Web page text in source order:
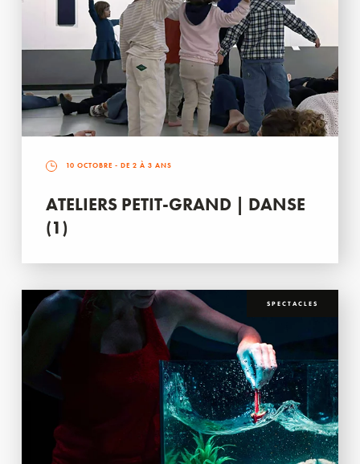
10 OCTOBRE - DE 2 À 3 ANS
ATELIERS PETIT-GRAND | DANSE
(1)
SPECTACLES